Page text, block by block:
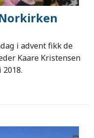
i advent fikk de
Kaare Kristensen